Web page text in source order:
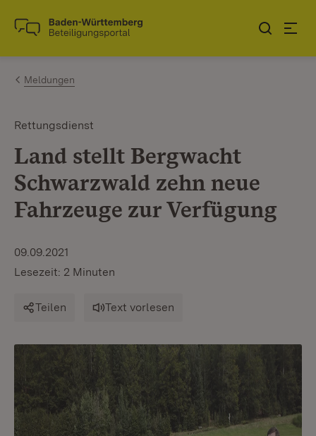
Zum Inhalt springen
Link zur Startseite
Meldungen
Rettungsdienst
Land stellt Bergwacht
Schwarzwald zehn neue
Fahrzeuge zur Verfügung
09.09.2021
Lesezeit: 2 Minuten
Teilen Text vorlesen